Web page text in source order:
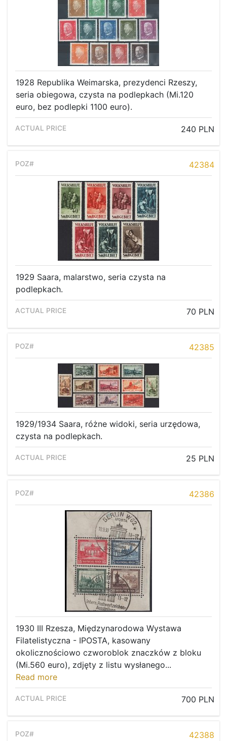
1928 Republika Weimarska, prezydenci Rzeszy,
seria obiegowa, czysta na podlepkach (Mi.120
euro, bez podlepki 1100 euro).
240 PLN
42384
1929 Saara, malarstwo, seria czysta na
podlepkach.
70 PLN
42385
1929/1934 Saara, różne widoki, seria urzędowa,
czysta na podlepkach.
25 PLN
42386
1930 III Rzesza, Międzynarodowa Wystawa
Filatelistyczna - IPOSTA, kasowany
okolicznościowo czworoblok znaczków z bloku
(Mi.560 euro), zdjęty z listu wysłanego...
Read more
700 PLN
42388